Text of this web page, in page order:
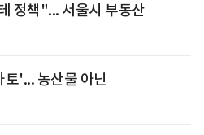
정책"... 서울시 부동산
'... 농산물 아닌